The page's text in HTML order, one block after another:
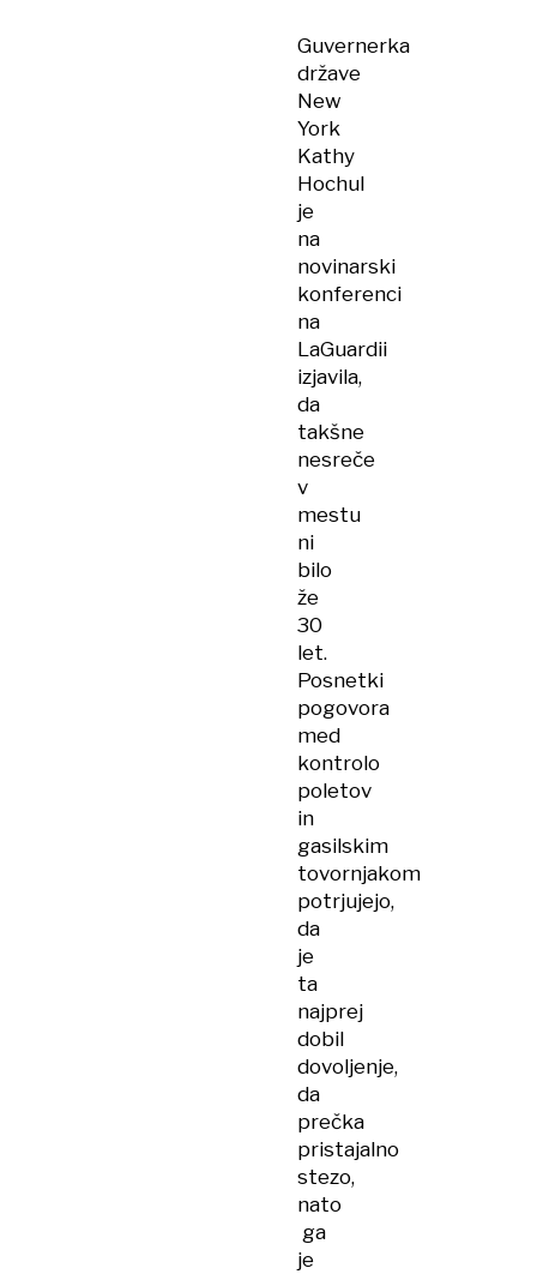
Guvernerka
države
New
York
Kathy
Hochul
je
na
novinarski
konferenci
na
LaGuardii
izjavila,
da
takšne
nesreče
v
mestu
ni
bilo
že
30
let.
Posnetki
pogovora
med
kontrolo
poletov
in
gasilskim
tovornjakom
potrjujejo,
da
je
ta
najprej
dobil
dovoljenje,
da
prečka
pristajalno
stezo,
nato
ga
je